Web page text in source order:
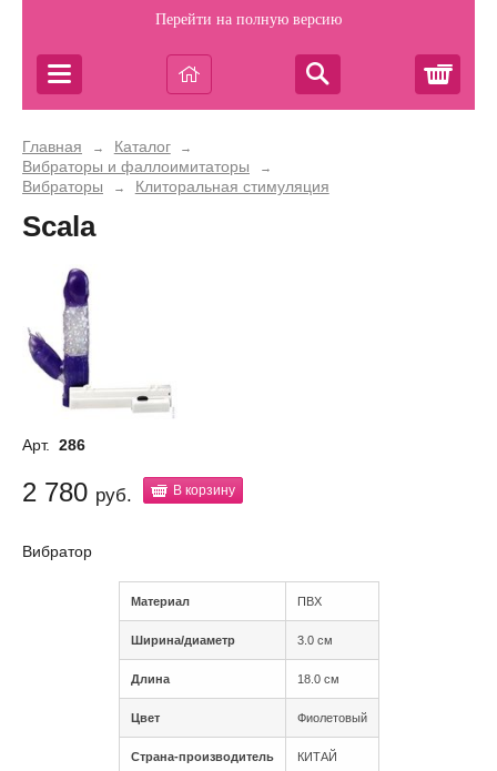
Перейти на полную версию
Главная → Каталог →
Вибраторы и фаллоимитаторы →
Вибраторы → Клиторальная стимуляция
Scala
Арт. 286
2 780 руб. В корзину
Вибратор
Материал ПВХ
Ширина/диаметр 3.0 см
Длина 18.0 см
Цвет Фиолетовый
Страна-производитель КИТАЙ